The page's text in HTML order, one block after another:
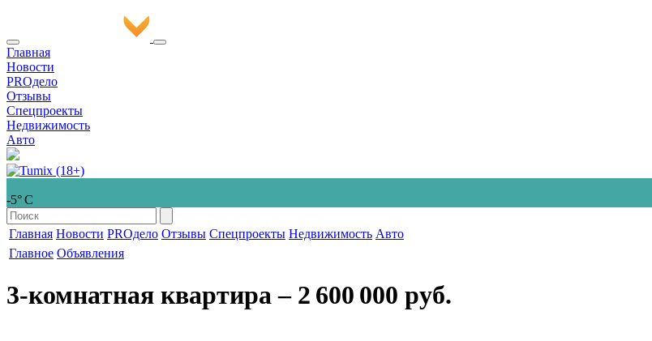
Главная
Новости
PROдело
Отзывы
Спецпроекты
Недвижимость
Авто
-5° С
Главная Новости PROдело Отзывы Спецпроекты Недвижимость Авто
Главное Объявления
3-комнатная квартира‒ 2 600 000 руб.